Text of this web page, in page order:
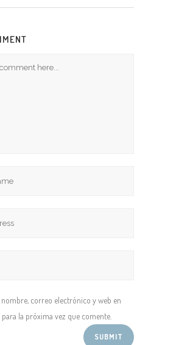
correo electrónico y web en
para la próxima vez que comente.